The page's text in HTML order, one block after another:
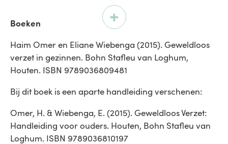
Boeken
Haim Omer en Eliane Wiebenga (2015). Geweldloos
verzet in gezinnen. Bohn Stafleu van Loghum,
Houten. ISBN 9789036809481
Bij dit boek is een aparte handleiding verschenen:
Omer, H. & Wiebenga, E. (2015). Geweldloos Verzet:
Handleiding voor ouders. Houten, Bohn Stafleu van
Loghum. ISBN 9789036810197